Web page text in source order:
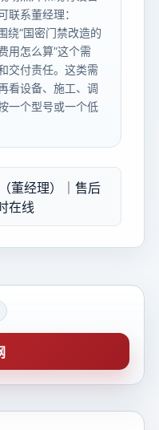
联系董经理：
“国密门禁改造的
用怎么算”这个需
交付责任。这类需
看设备、施工、调
一个型号或一个低
（董经理）｜售后
在线